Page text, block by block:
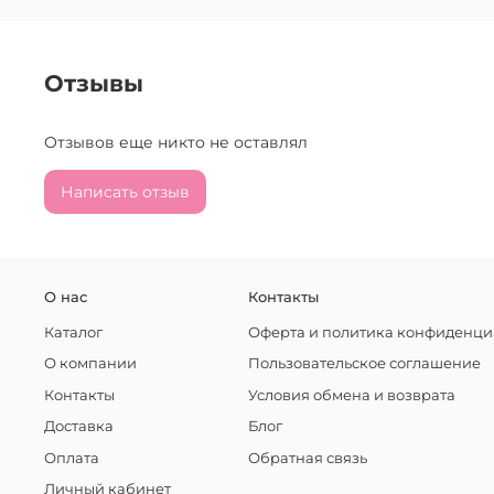
Отзывы
Отзывов еще никто не оставлял
Написать отзыв
О нас
Каталог
О компании
Контакты
Доставка
Оплата
Личный кабинет
Контакты
Оферта и политика
Пользовательское соглашение
Условия обмена и возврата
Блог
Обратная связь